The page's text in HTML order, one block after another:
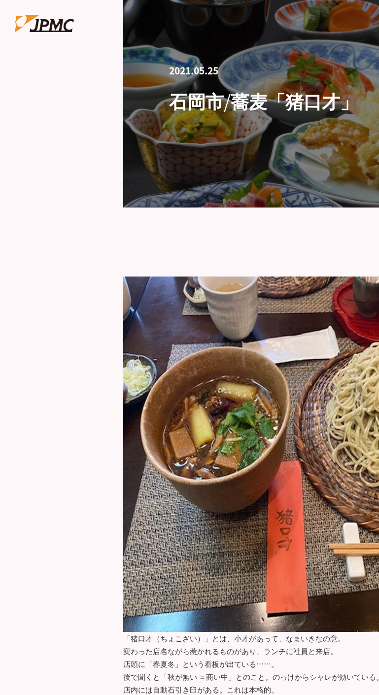
2021.05.25
石岡市/蕎麦「猪口才」
「猪口才（ちょこざい）」とは、小才があって、なまいきなの意。
変わった店名ながら惹かれるものがあり、ランチに社員と来店。
店頭に「春夏冬」という看板が出ている……。
後で聞くと「秋が無い ＝商い中」とのこと。のっけからシャレが効いている。
店内には自動石引き臼がある。これは本格的。